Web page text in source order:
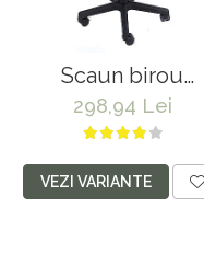
Scaun birou
ergonomic Golf
298,94 Lei
VEZI VARIANTE